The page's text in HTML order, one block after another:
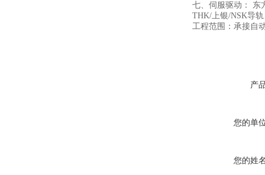
七、伺服驱动： 东
THK/上银/NSK导
工程范围：承接自
产
您的单
您的姓